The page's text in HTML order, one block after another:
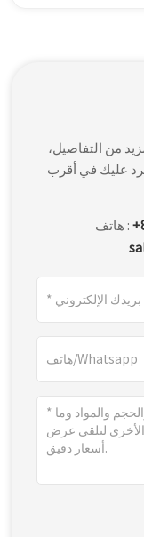
من التفاصيل،
عليك في أقرب
هاتف :